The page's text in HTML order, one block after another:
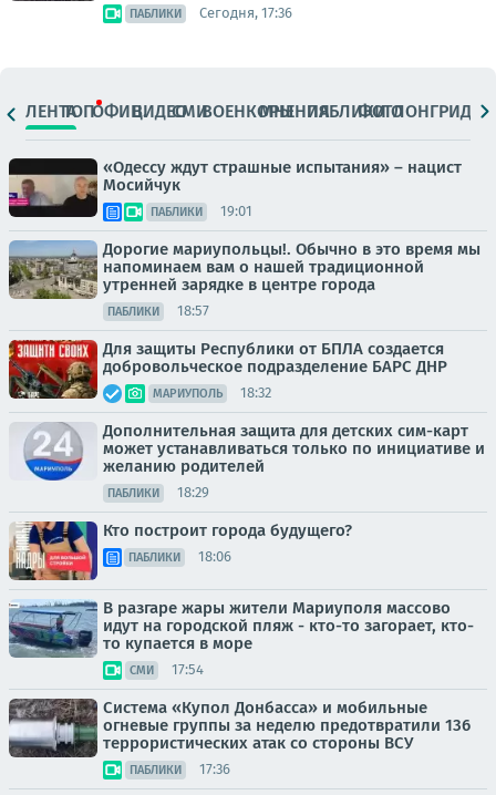
ПАБЛИКИ Сегодня, 17:36
ЛЕНТАТОПОФИЦ.ВИДЕОСМИВОЕНКОРЫМНЕНИЯПАБЛИКИ
ФОТОЛОНГРИДЫ
«Одессу ждут страшные испытания» – нацист
Мосийчук
ПАБЛИКИ 19:01
Дорогие мариупольцы!. Обычно в это время мы
напоминаем вам о нашей традиционной
утренней зарядке в центре города
ПАБЛИКИ 18:57
Для защиты Республики от БПЛА создается
добровольческое подразделение БАРС ДНР
МАРИУПОЛЬ 18:32
Дополнительная защита для детских сим-карт
может устанавливаться только по инициативе и
желанию родителей
ПАБЛИКИ 18:29
Кто построит города будущего?
ПАБЛИКИ 18:06
В разгаре жары жители Мариуполя массово
идут на городской пляж - кто-то загорает, кто-
то купается в море
СМИ 17:54
Система «Купол Донбасса» и мобильные
огневые группы за неделю предотвратили 136
террористических атак со стороны ВСУ
ПАБЛИКИ 17:36